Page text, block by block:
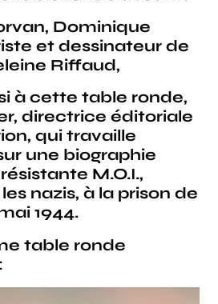
Dominique
et dessinateur de
Riffaud,
à cette table ronde,
directrice éditoriale
qui travaille
une biographie
M.O.I.,
nazis, à la prison de
1944.
table ronde